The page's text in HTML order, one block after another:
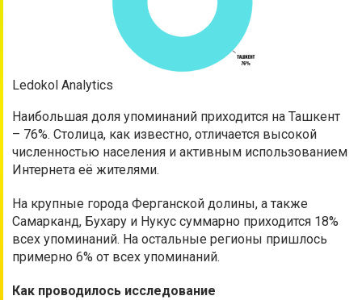
Ledokol Analytics
Наибольшая доля упоминаний приходится на Ташкент
– 76%. Столица, как известно, отличается высокой
численностью населения и активным использованием
Интернета её жителями.
На крупные города Ферганской долины, а также
Самарканд, Бухару и Нукус суммарно приходится 18%
всех упоминаний. На остальные регионы пришлось
примерно 6% от всех упоминаний.
Как проводилось исследование